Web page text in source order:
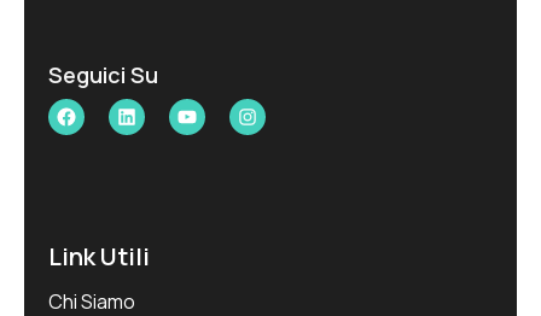
Seguici Su
Facebook
LinkedIn
YouTubeInstagram
Link Utili
Chi Siamo